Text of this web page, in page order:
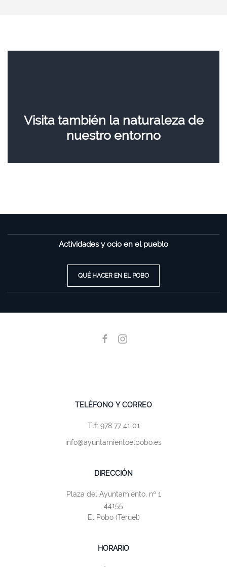
Visita también la naturaleza de
nuestro entorno
Actividades y ocio en el pueblo
QUÉ HACER EN EL POBO
TELÉFONO Y CORREO
Tlf: 978 77 41 01
info@ayuntamientoelpobo.es
DIRECCIÓN
Plaza del Ayuntamiento, nº 1
44155
El Pobo (Teruel)
HORARIO